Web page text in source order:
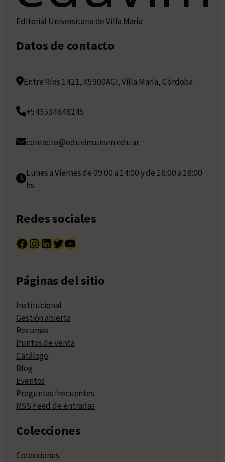
Editorial Universitaria de Villa María
Datos de contacto
Entre Ríos 1421, X5900AGI, Villa María, Córdoba
+543534648245
contacto@eduvim.unvm.edu.ar
Lunes a Viernes de 09:00 a 14:00 y de 16:00 a 18:00
hs
Redes sociales
Facebook InstagramLinkedIn Twitter YouTube
Páginas del sitio
Institucional
Gestión abierta
Recursos
Puntos de venta
Catálogo
Blog
Eventos
Preguntas frecuentes
RSS Feed de entradas
Colecciones
Colecciones